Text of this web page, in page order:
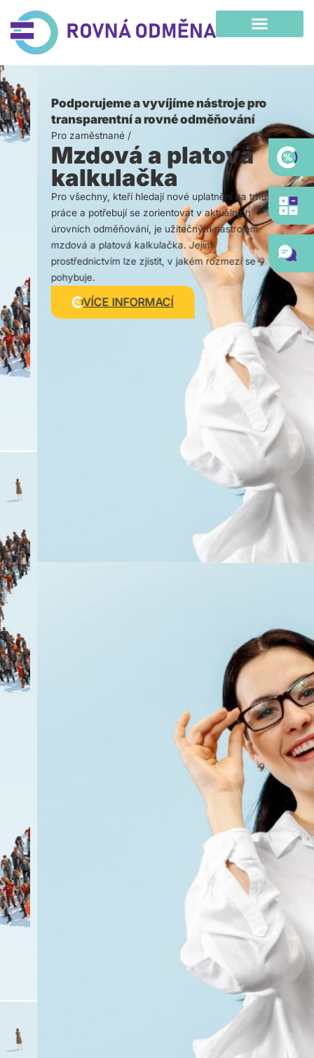
obsah
Podporujeme a vyvíjíme nástroje pro
transparentní a rovné odměňování
Pro zaměstnané /
Mzdová a platová
kalkulačka
Pro všechny, kteří hledají nové uplatnění na trhu
práce a potřebují se zorientovat v aktuálních
úrovních odměňování, je užitečným nástrojem
mzdová a platová kalkulačka. Jejím
prostřednictvím lze zjistit, v jakém rozmezí se
pohybuje.
VÍCE INFORMACÍ